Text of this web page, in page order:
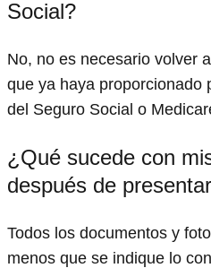
Social?
No, no es necesario volver
que ya haya proporcionado
del Seguro Social o
¿Qué sucede con
después de
Todos los documentos y
menos que se indique lo